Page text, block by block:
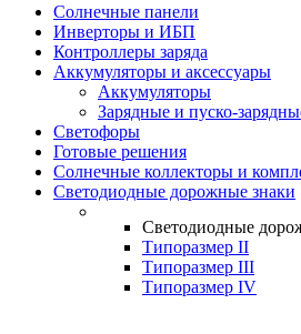
Солнечные панели
Инверторы и ИБП
Контроллеры заряда
Аккумуляторы и аксессуары
Аккумуляторы
Зарядные и пуско-
Светофоры
Готовые решения
Солнечные коллекторы и
Светодиодные дорожные знаки
Светодиодные
Типоразмер II
Типоразмер III
Типоразмер IV